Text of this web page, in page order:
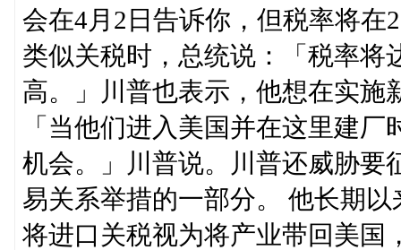
会在4月2日告诉你，但税率将在
类似关税时，总统说：「税率将
高。」川普也表示，他想在实施
「当他们进入美国并在这里建
机会。」川普说。川普还威胁要
易关系举措的一部分。 他长期
将进口关税视为将产业带回美国